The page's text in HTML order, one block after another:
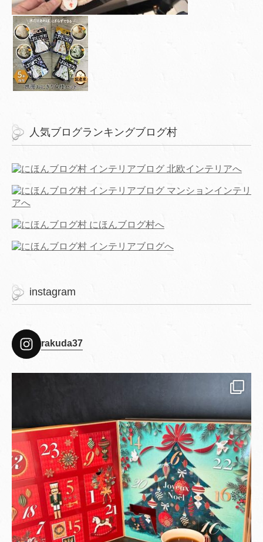
人気ブログランキングブログ村
instagram
rakuda37